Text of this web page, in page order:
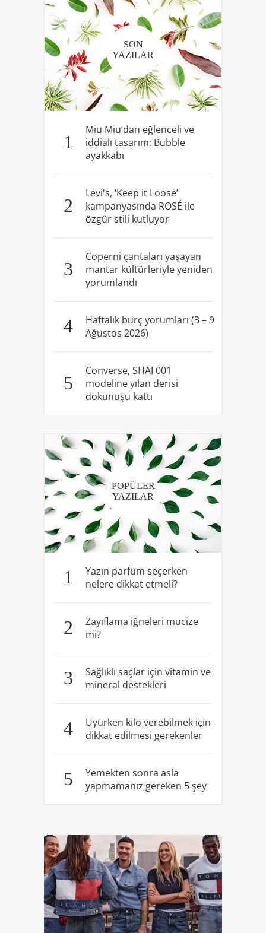
SON
YAZILAR
1
Miu Miu’dan eğlenceli ve
iddialı tasarım: Bubble
ayakkabı
2
Levi's, ‘Keep it Loose’
kampanyasında ROSÉ ile
özgür stili kutluyor
3
Coperni çantaları yaşayan
mantar kültürleriyle yeniden
yorumlandı
4
Haftalık burç yorumları (3 – 9
Ağustos 2026)
5
Converse, SHAI 001
modeline yılan derisi
dokunuşu kattı
POPÜLER
YAZILAR
1
Yazın parfüm seçerken
nelere dikkat etmeli?
2
Zayıflama iğneleri mucize
mi?
3
Sağlıklı saçlar için vitamin ve
mineral destekleri
4
Uyurken kilo verebilmek için
dikkat edilmesi gerekenler
5
Yemekten sonra asla
yapmamanız gereken 5 şey